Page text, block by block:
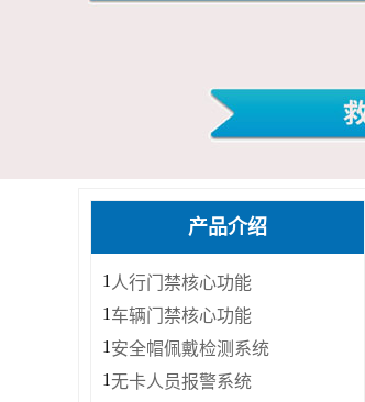
产品介绍
1 人行门禁核心功能
1 车辆门禁核心功能
1 安全帽佩戴检测系统
1无卡人员报警系统